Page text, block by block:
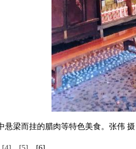
梁而挂的腊肉等特色美食。张伟 摄